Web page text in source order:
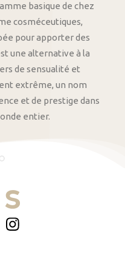
basique de chez
cosméceutiques,
pour apporter des
une alternative à la
de sensualité et
extrême, un nom
et de prestige dans
entier.